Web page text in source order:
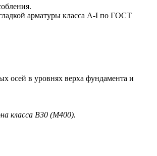
арматуры класса A-I по ГОСТ
осей в уровнях верха фундамента и
класса В30 (М400).